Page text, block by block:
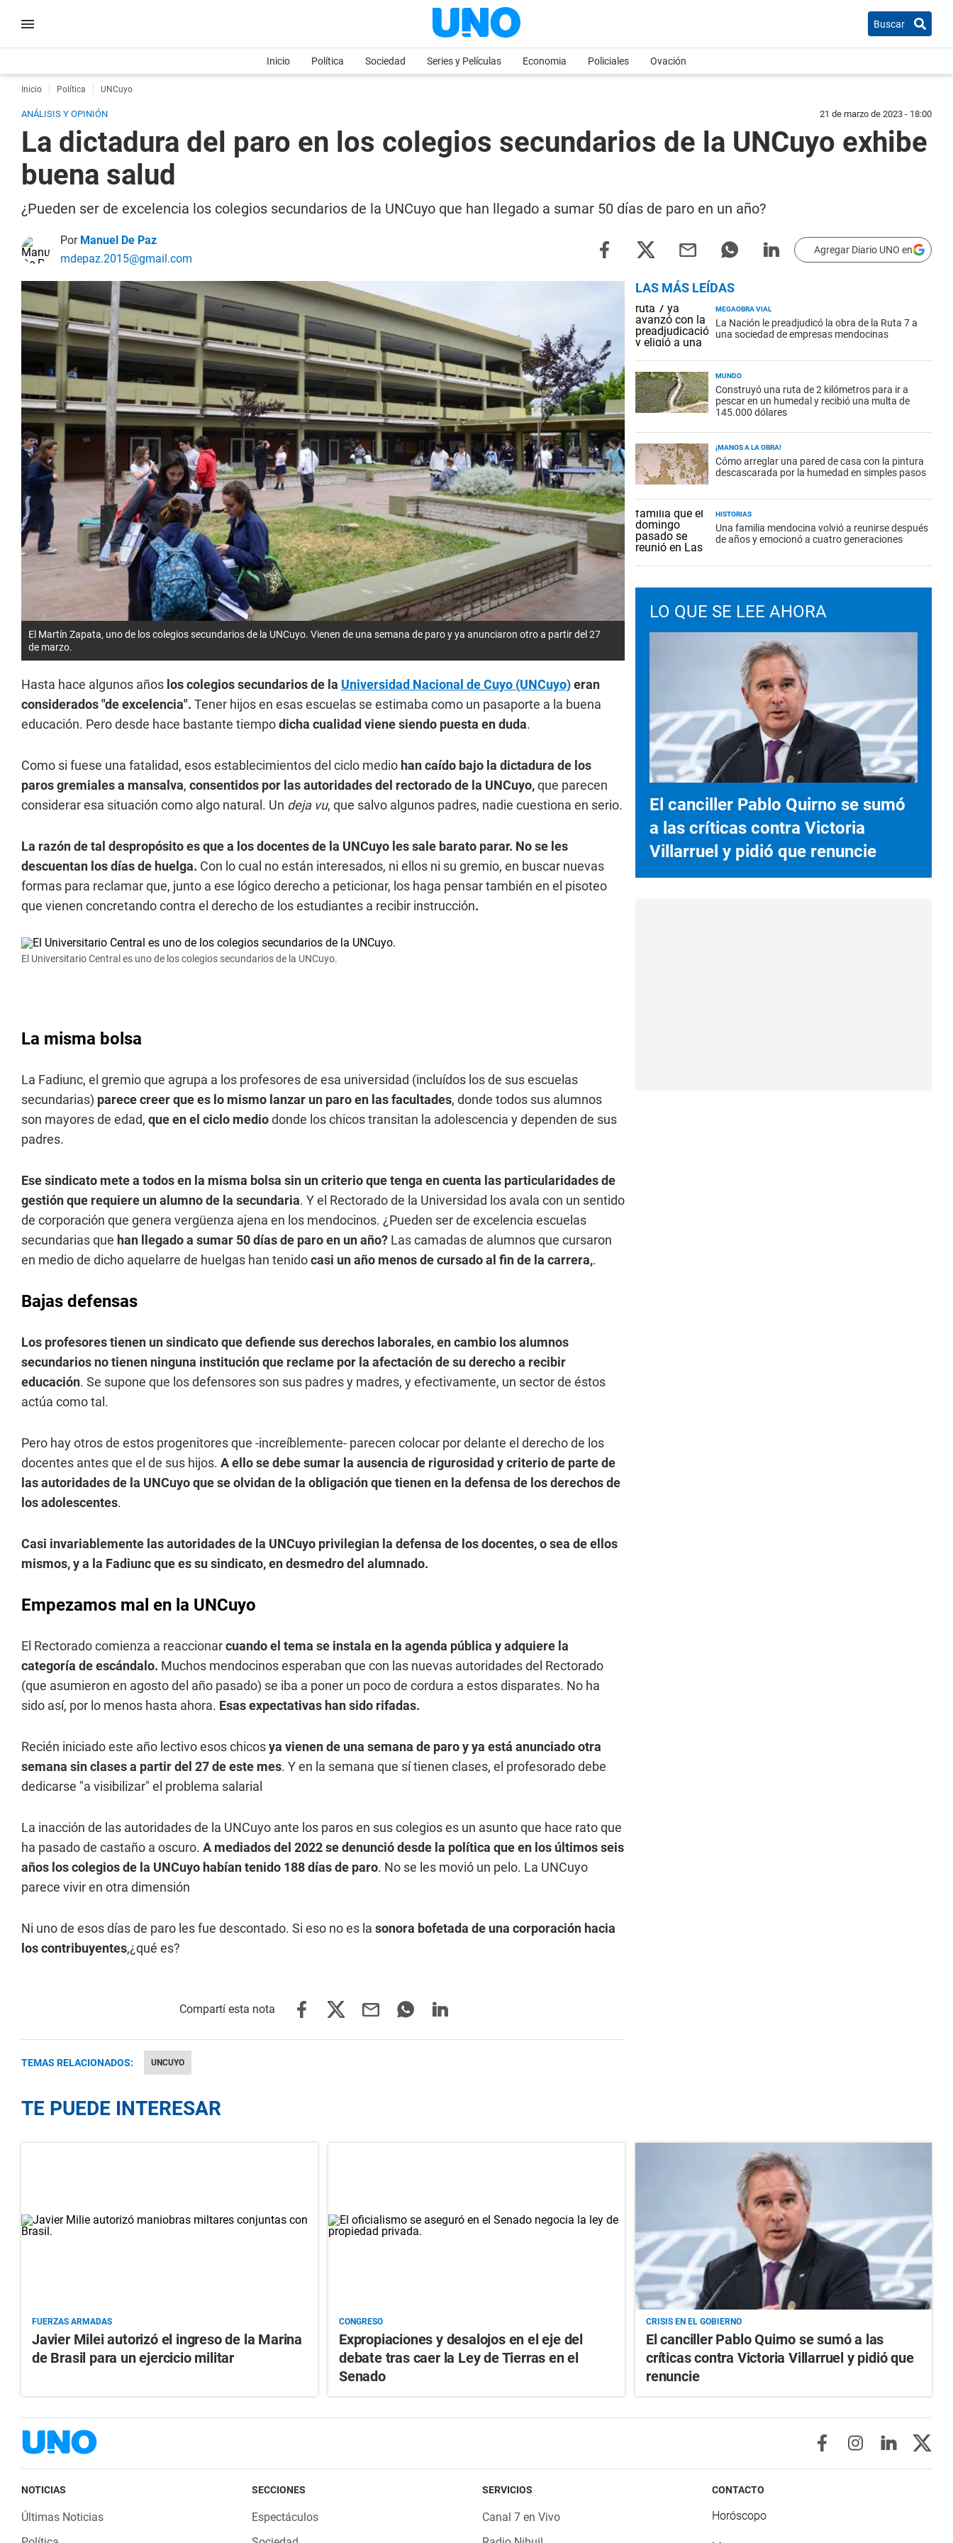
Buscar
Inicio Política Sociedad Series y Películas Economia Policiales Ovación
Inicio Política UNCuyo
ANÁLISIS Y OPINIÓN 21 de marzo de 2023 - 18:00
La dictadura del paro en los colegios secundarios de la UNCuyo exhibe
buena salud
¿Pueden ser de excelencia los colegios secundarios de la UNCuyo que han llegado a sumar 50 días de paro en un año?
Por Manuel De Paz
mdepaz.2015@gmail.com
Agregar Diario UNO en
El Martín Zapata, uno de los colegios secundarios de la UNCuyo. Vienen de una semana de paro y ya anunciaron otro a partir del 27
de marzo.
Hasta hace algunos años los colegios secundarios de la Universidad Nacional de Cuyo (UNCuyo)eran
considerados "de excelencia". Tener hijos en esas escuelas se estimaba como un pasaporte a la buena
educación. Pero desde hace bastante tiempodicha cualidad viene siendo puesta en duda.
Como si fuese una fatalidad, esos establecimientos del ciclo medio han caído bajo la dictadura de los
paros gremiales a mansalva, consentidos por las autoridades del rectorado de la UNCuyo,que parecen
considerar esa situación como algo natural. Un deja vu, que salvo algunos padres, nadie cuestiona en serio.
La razón de tal despropósito es que a los docentes de la UNCuyo les sale barato parar. No se les
descuentan los días de huelga. Con lo cual no están interesados, ni ellos ni su gremio, en buscar nuevas
formas para reclamar que, junto a ese lógico derecho a peticionar, los haga pensar también en el pisoteo
que vienen concretando contra el derecho de los estudiantes a recibir instrucción.
El Universitario Central es uno de los colegios secundarios de la UNCuyo.
La misma bolsa
La Fadiunc, el gremio que agrupa a los profesores de esa universidad (incluídos los de sus escuelas
secundarias) parece creer que es lo mismo lanzar un paro en las facultades, donde todos sus alumnos
son mayores de edad, que en el ciclo mediodonde los chicos transitan la adolescencia y dependen de sus
padres.
Ese sindicato mete a todos en la misma bolsa sin un criterio que tenga en cuenta las particularidades de
gestión que requiere un alumno de la secundaria. Y el Rectorado de la Universidad los avala con un sentido
de corporación que genera vergüenza ajena en los mendocinos. ¿Pueden ser de excelencia escuelas
secundarias que han llegado a sumar 50 días de paro en un año? Las camadas de alumnos que cursaron
en medio de dicho aquelarre de huelgas han tenidocasi un año menos de cursado al fin de la carrera,.
Bajas defensas
Los profesores tienen un sindicato que defiende sus derechos laborales, en cambio los alumnos
secundarios no tienen ninguna institución que reclame por la afectación de su derecho a recibir
educación. Se supone que los defensores son sus padres y madres, y efectivamente, un sector de éstos
actúa como tal.
Pero hay otros de estos progenitores que -increíblemente- parecen colocar por delante el derecho de los
docentes antes que el de sus hijos. A ello se debe sumar la ausencia de rigurosidad y criterio de parte de
las autoridades de la UNCuyo que se olvidan de la obligación que tienen en la defensa de los derechos de
los adolescentes.
Casi invariablemente las autoridades de la UNCuyo privilegian la defensa de los docentes, o sea de ellos
mismos, y a la Fadiunc que es su sindicato, en desmedro del alumnado.
Empezamos mal en la UNCuyo
El Rectorado comienza a reaccionarcuando el tema se instala en la agenda pública y adquiere la
categoría de escándalo. Muchos mendocinos esperaban que con las nuevas autoridades del Rectorado
(que asumieron en agosto del año pasado) se iba a poner un poco de cordura a estos disparates. No ha
sido así, por lo menos hasta ahora. Esas expectativas han sido rifadas.
Recién iniciado este año lectivo esos chicosya vienen de una semana de paro y ya está anunciado otra
semana sin clases a partir del 27 de este mes. Y en la semana que sí tienen clases, el profesorado debe
dedicarse "a visibilizar" el problema salarial
La inacción de las autoridades de la UNCuyo ante los paros en sus colegios es un asunto que hace rato que
ha pasado de castaño a oscuro. A mediados del 2022 se denunció desde la política que en los últimos seis
años los colegios de la UNCuyo habían tenido 188 días de paro. No se les movió un pelo. La UNCuyo
parece vivir en otra dimensión
Ni uno de esos días de paro les fue descontado. Si eso no es la sonora bofetada de una corporación hacia
los contribuyentes,¿qué es?
TEMAS RELACIONADOS: UNCUYO
LAS MÁS LEÍDAS
MEGAOBRA VIAL
La Nación le preadjudicó la obra de la Ruta 7 a
una sociedad de empresas mendocinas
MUNDO
Construyó una ruta de 2 kilómetros para ir a
pescar en un humedal y recibió una multa de
145.000 dólares
¡MANOS A LA OBRA!
Cómo arreglar una pared de casa con la pintura
descascarada por la humedad en simples pasos
HISTORIAS
Una familia mendocina volvió a reunirse después
de años y emocionó a cuatro generaciones
LO QUE SE LEE AHORA
El canciller Pablo Quirno se sumó
a las críticas contra Victoria
Villarruel y pidió que renuncie
TE PUEDE INTERESAR
FUERZAS ARMADAS
Javier Milei autorizó el ingreso de la Marina
de Brasil para un ejercicio militar
CONGRESO
Expropiaciones y desalojos en el eje del
debate tras caer la Ley de Tierras en el
Senado
CRISIS EN EL GOBIERNO
El canciller Pablo Quirno se sumó a las
críticas contra Victoria Villarruel y pidió que
renuncie
NOTICIAS
Últimas Noticias
SECCIONES
Espectáculos
SERVICIOS
Canal 7 en Vivo
CONTACTO
Horóscopo